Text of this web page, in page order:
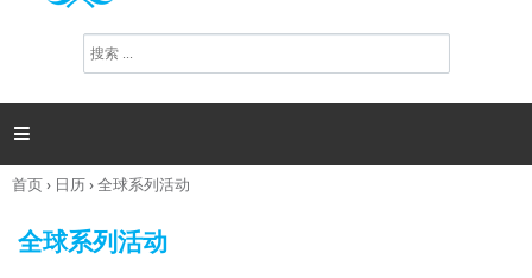
搜
索

你
这
首页› 日历›全球系列活动
全球系列活动